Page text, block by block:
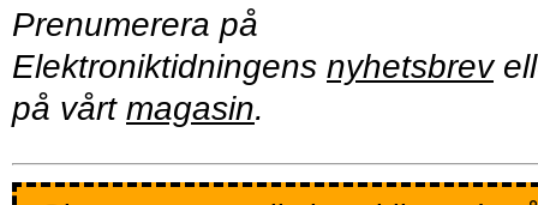
Prenumerera på
Elektroniktidningens nyhetsbrev
på vårt magasin.